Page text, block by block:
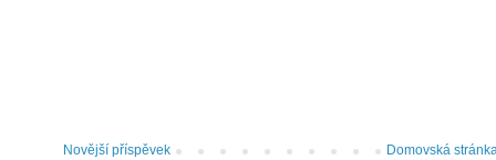
Novější příspěvek Domovská